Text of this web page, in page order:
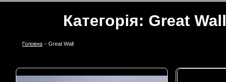
Категорія: Great Wall
Головна» Great Wall